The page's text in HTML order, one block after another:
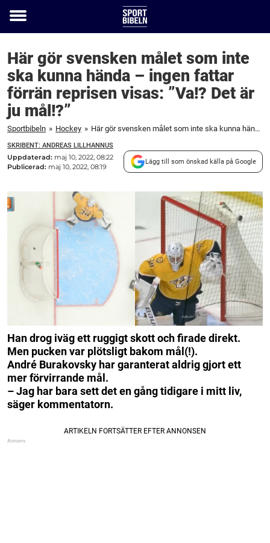
Toggle
Här gör svensken målet som inte
ska kunna hända – ingen fattar
förrän reprisen visas: ”Va!? Det är
ju mål!?”
Sportbibeln » Hockey » Här gör svensken målet som inte ska kunna hända – ingen fattar förrän reprisen visas: ”Va!? Det är ju mål!?”
SKRIBENT: ANDREAS LILLHANNUS
Uppdaterad: maj 10, 2022, 08:22
Publicerad: maj 10, 2022, 08:19
Lägg till som önskad källa på Google
Han drog iväg ett ruggigt skott och firade direkt.
Men pucken var plötsligt bakom mål(!).
André Burakovsky har garanterat aldrig gjort ett
mer förvirrande mål.
– Jag har bara sett det en gång tidigare i mitt liv,
säger kommentatorn.